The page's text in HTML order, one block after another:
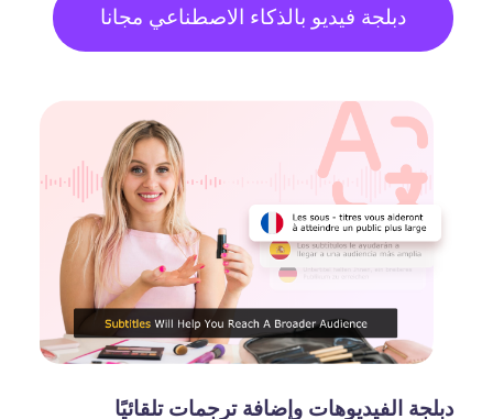
دبلجة فيديو بالذكاء الاصطناعي مجانا
دبلجة الفيديوهات وإضافة ترجمات تلقائيًا